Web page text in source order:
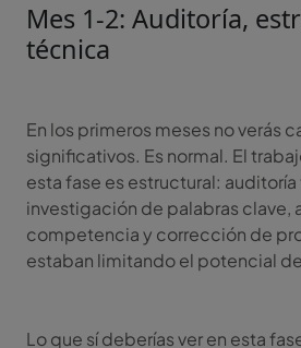
Mes 1-2: Auditoría,
técnica
En los primeros meses no verás
significativos. Es normal. El
esta fase es estructural:
investigación de palabras clave,
competencia y corrección de
estaban limitando el potencial
Lo que sí deberías ver en esta